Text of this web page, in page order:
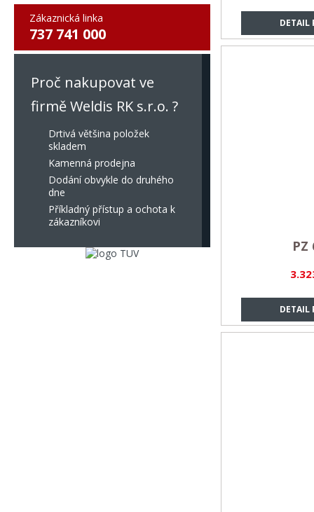
Zákaznická linka
737 741 000
Proč nakupovat ve
firmě Weldis RK s.r.o. ?
Drtivá většina položek
skladem
Kamenná prodejna
Dodání obvykle do druhého
dne
Příkladný přístup a ochota k
zákazníkovi
DETAIL
DETAIL
PZ